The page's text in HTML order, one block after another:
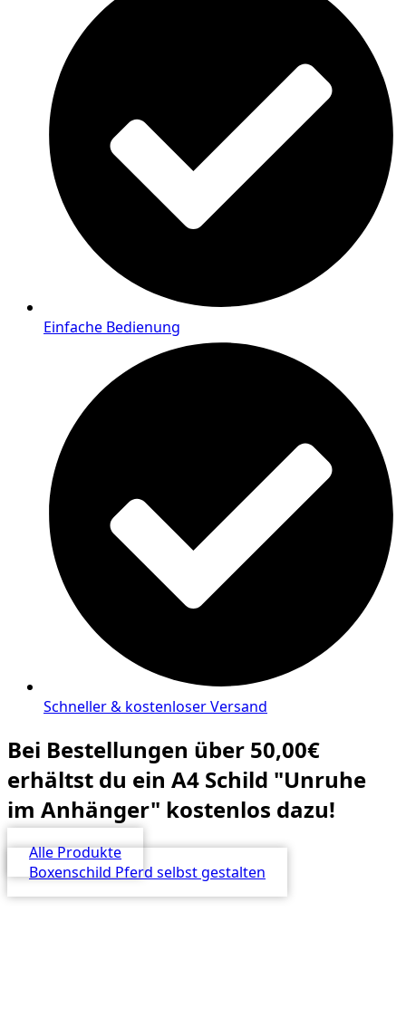
Einfache Bedienung
Schneller & kostenloser Versand
Bei Bestellungen über 50,00€
erhältst du ein A4 Schild "Unruhe
im Anhänger" kostenlos dazu!
Alle Produkte
Boxenschild Pferd selbst gestalten